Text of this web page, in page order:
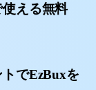
使える無料
トでEzBuxを